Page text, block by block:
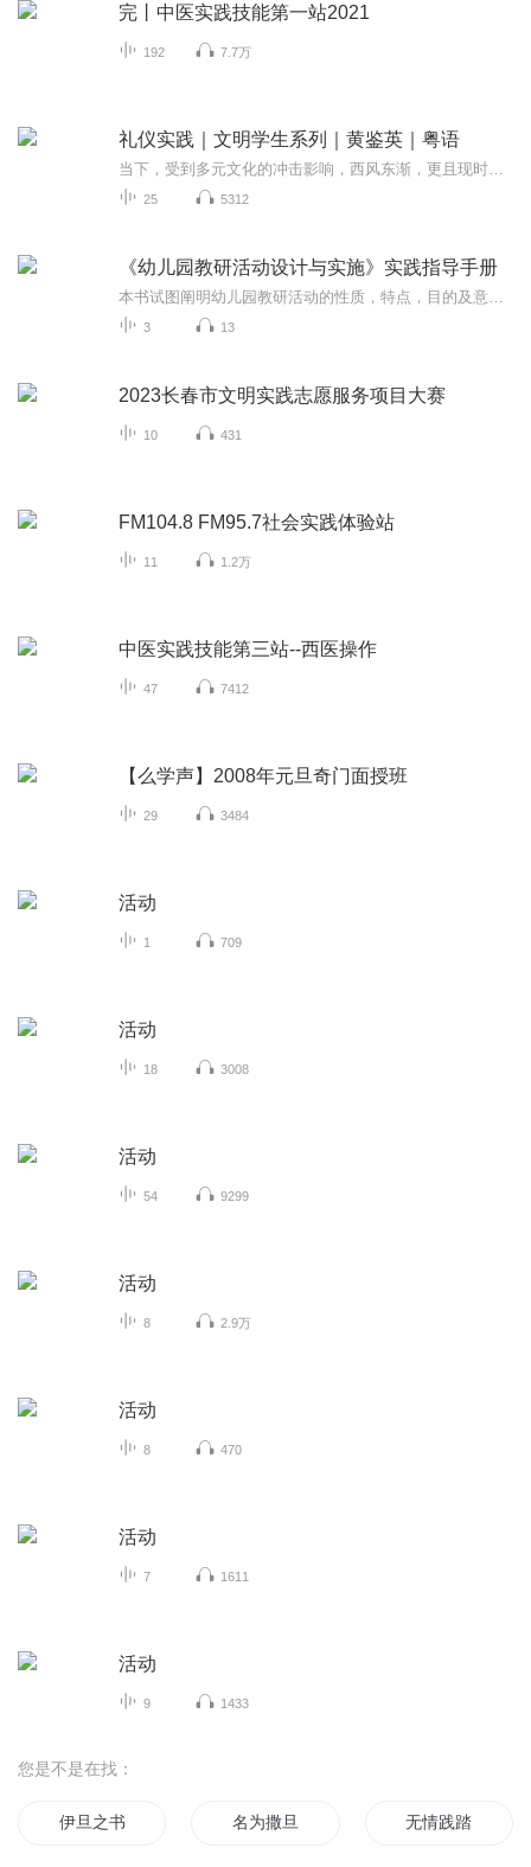
完丨中医实践技能第一站2021
192 7.7万
礼仪实践｜文明学生系列｜黄鉴英｜粤语
25 5312
《幼儿园教研活动设计与实施》实践指导手册
3 13
2023长春市文明实践志愿服务项目大赛
10 431
FM104.8 FM95.7社会实践体验站
11 1.2万
中医实践技能第三站--西医操作
47 7412
【么学声】2008年元旦奇门面授班
29 3484
活动
1 709
活动
18 3008
活动
54 9299
活动
8 2.9万
活动
8 470
活动
7 1611
活动
9 1433
您是不是在找：
伊旦之书 名为撒旦 无情践踏